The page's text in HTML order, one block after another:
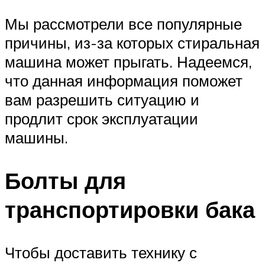
Мы рассмотрели все популярные
причины, из-за которых стиральная
машина может прыгать. Надеемся,
что данная информация поможет
вам разрешить ситуацию и
продлит срок эксплуатации
машины.
Болты для
транспортировки бака
Чтобы доставить технику с